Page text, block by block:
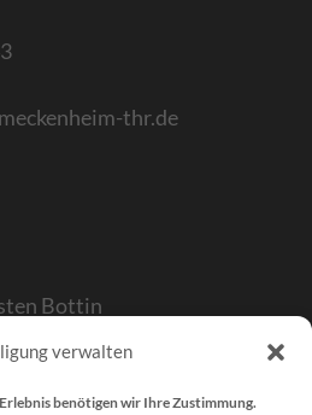
verwalten
benötigen wir Ihre Zustimmung.
thr.de
Bottin
Kelubia Ekoemeye
Maurice Gangl